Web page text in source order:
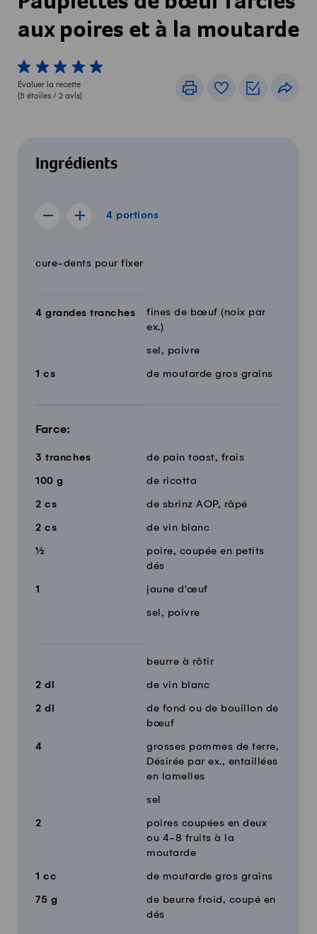
aux poires et à la moutarde
1 von 5 étoiles
2 von 5 étoiles
3 von 5 étoiles
4 von 5 étoiles
5 von 5 étoiles
Évaluer la recette
(5 étoiles / 2 avis)
ImprimerLivre de recettes
Listes de
Ingrédients
4 portions
Afficher la recette de 3 portions
Afficher la recette de 5 portions
4 portions
QuantitéIngrédients
cure-dents pour fixer
4 grandes tranches
fines de bœuf (noix par
ex.)
sel, poivre
1 cs de moutarde gros grains
Farce:
3 tranches de pain toast, frais
100 g de ricotta
2 cs de sbrinz AOP, râpé
2 cs de vin blanc
½
poire, coupée en petits
dés
1 jaune d'œuf
sel, poivre
beurre à rôtir
2 dl de vin blanc
2 dl
de fond ou de bouillon de
bœuf
4
grosses pommes de terre,
Désirée par ex., entaillées
en lamelles
sel
2
poires coupées en deux
ou 4-8 fruits à la
moutarde
1 cc de moutarde gros grains
75 g
de beurre froid, coupé en
dés